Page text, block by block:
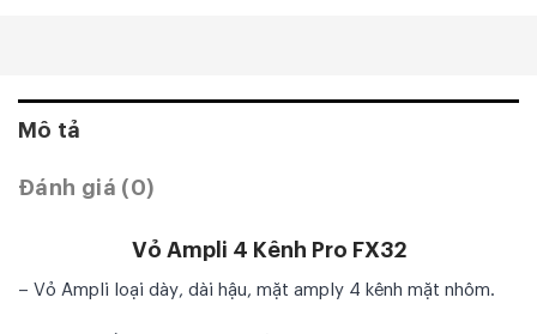
Mô tả
Đánh giá (0)
Vỏ Ampli 4 Kênh Pro FX32
– Vỏ Ampli loại dày, dài hậu, mặt amply 4 kênh mặt nhôm.